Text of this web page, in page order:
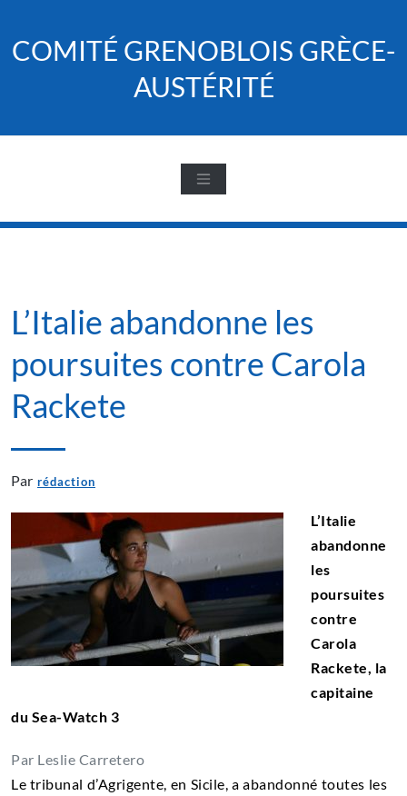
content
COMITÉ GRENOBLOIS GRÈCE-
AUSTÉRITÉ
L’Italie abandonne les
poursuites contre Carola
Rackete
Par rédaction
L’Italie
abandonne
les
poursuites
contre
Carola
Rackete, la
capitaine
du Sea-Watch 3
Par Leslie Carretero
Le tribunal d’Agrigente, en Sicile, a abandonné toutes les